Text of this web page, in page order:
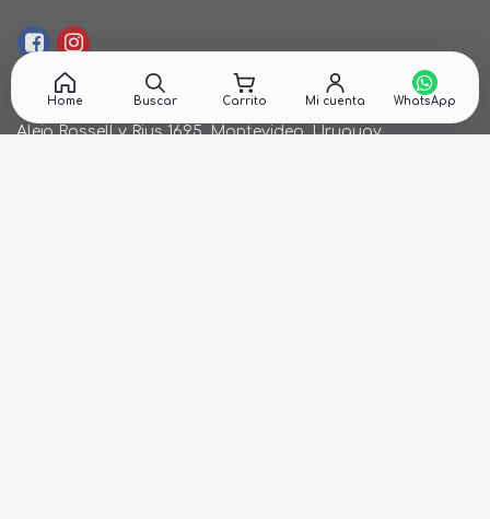
¿DÓNDE ESTAMOS?
Alejo Rossell y Rius 1695, Montevideo, Uruguay
Home Buscar Carrito Mi cuenta